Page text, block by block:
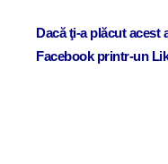
Dacă ţi-a plăcut acest
Facebook printr-un